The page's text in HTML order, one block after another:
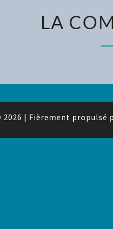
LA
2026 | Fièrement propulsé